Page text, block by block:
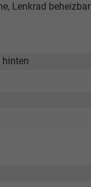
Lenkrad beheizbar
hinten